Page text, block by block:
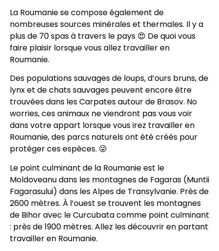
La Roumanie se compose également de
nombreuses sources minérales et thermales. Il y a
plus de 70 spas à travers le pays 😍 De quoi vous
faire plaisir lorsque vous allez travailler en
Roumanie.
Des populations sauvages de loups, d’ours bruns, de
lynx et de chats sauvages peuvent encore être
trouvées dans les Carpates autour de Brasov. No
worries, ces animaux ne viendront pas vous voir
dans votre appart lorsque vous irez travailler en
Roumanie, des parcs naturels ont été créés pour
protéger ces espèces. 😜
Le point culminant de la Roumanie est le
Moldoveanu dans les montagnes de Fagaras (Muntii
Fagarasului) dans les Alpes de Transylvanie. Près de
2600 mètres. À l’ouest se trouvent les montagnes
de Bihor avec le Curcubata comme point culminant
: près de 1900 mètres. Allez les découvrir en partant
travailler en Roumanie.